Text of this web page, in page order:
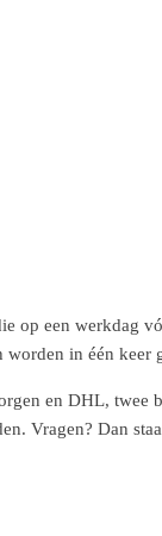
op een werkdag
in één
en DHL, twee
Vragen? Dan